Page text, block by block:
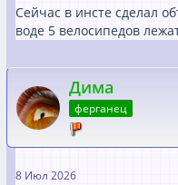
Сейчас в инсте сделал
воде 5 велосипедов
Дима
ферганец
8 Июл 2026